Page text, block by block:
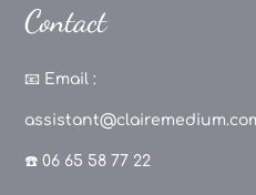
Contact
📧 Email :
☎️ 06 65 58 77 22